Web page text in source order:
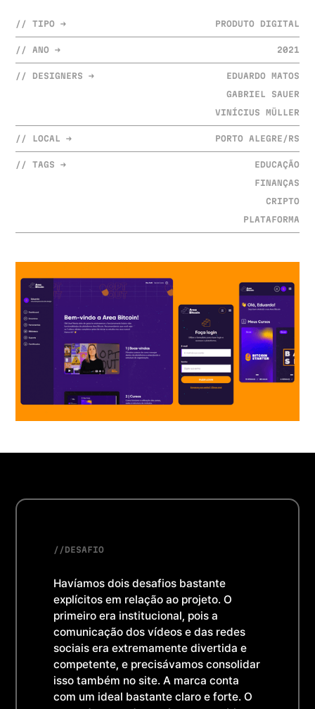
// TIPO → PRODUTO DIGITAL
// ANO → 2021
// DESIGNERS →
EDUARDO MATOS
GABRIEL SAUER
VINÍCIUS MÜLLER
// LOCAL → PORTO ALEGRE/RS
// TAGS →
EDUCAÇÃO
FINANÇAS
CRIPTO
PLATAFORMA
//DESAFIO
Havíamos dois desafios bastante
explícitos em relação ao projeto. O
primeiro era institucional, pois a
comunicação dos vídeos e das redes
sociais era extremamente divertida e
competente, e precisávamos consolidar
isso também no site. A marca conta
com um ideal bastante claro e forte. O